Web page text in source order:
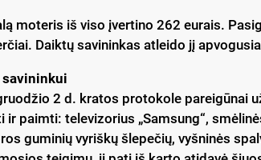
moteris iš viso įvertino 262 eurais.
Daiktų savininkas atleido jį
savininkui
2 d. kratos protokole pareigūnai
ir paimti: televizorius „Samsung“,
guminių vyriškų šlepečių, vyšninės